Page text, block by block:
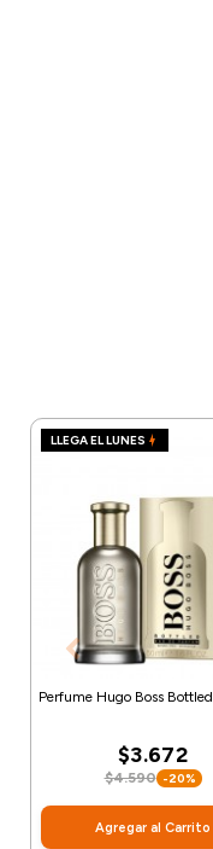
LLEGA EL LUNES
Perfume Hugo Boss
$3.672
$4.590 -20%
Agregar al Carrito